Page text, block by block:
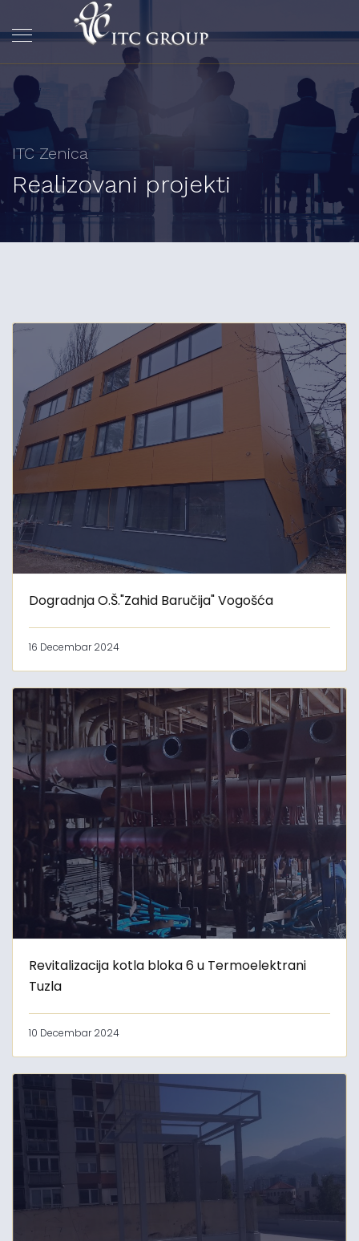
ITC Zenica
Realizovani projekti
Dogradnja O.Š."Zahid Baručija" Vogošća
16 Decembar 2024
Revitalizacija kotla bloka 6 u Termoelektrani
Tuzla
10 Decembar 2024